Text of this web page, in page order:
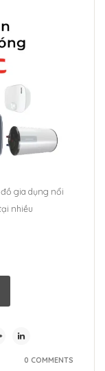
gia dụng nổi
nhiều
0 COMMENTS